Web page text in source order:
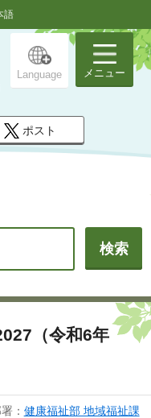
語
Language メニュー
ポスト
（令和6年
： 健康福祉部 地域福祉課